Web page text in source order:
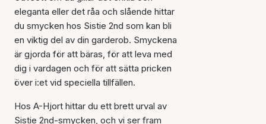
eleganta eller det råa och slående hittar
du smycken hos Sistie 2nd som kan bli
en viktig del av din garderob. Smyckena
är gjorda för att bäras, för att leva med
dig i vardagen och för att sätta pricken
över i:et vid speciella tillfällen.
Hos A-Hjort hittar du ett brett urval av
Sistie 2nd-smycken, och vi ser fram